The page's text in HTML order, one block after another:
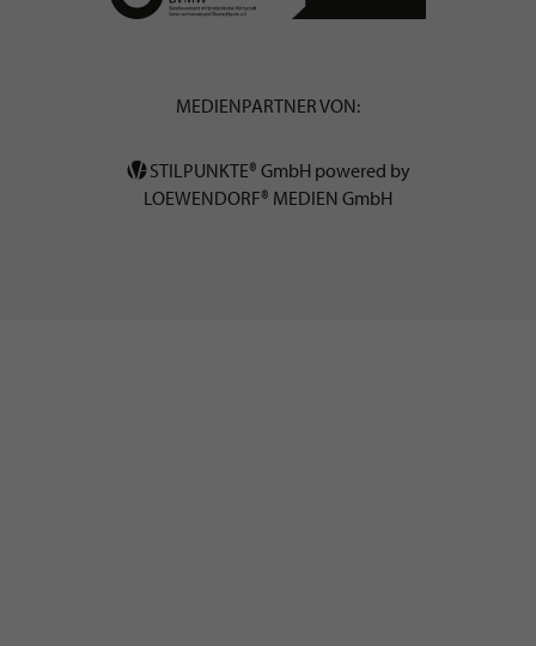
MEDIENPARTNER VON:
STILPUNKTE® GmbH powered by
LOEWENDORF® MEDIEN GmbH